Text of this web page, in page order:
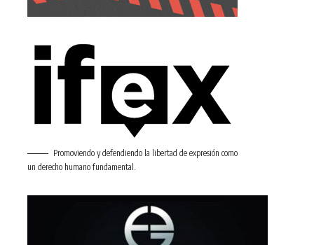
Promoviendo y defendiendo la libertad de expresión como
un derecho humano fundamental.